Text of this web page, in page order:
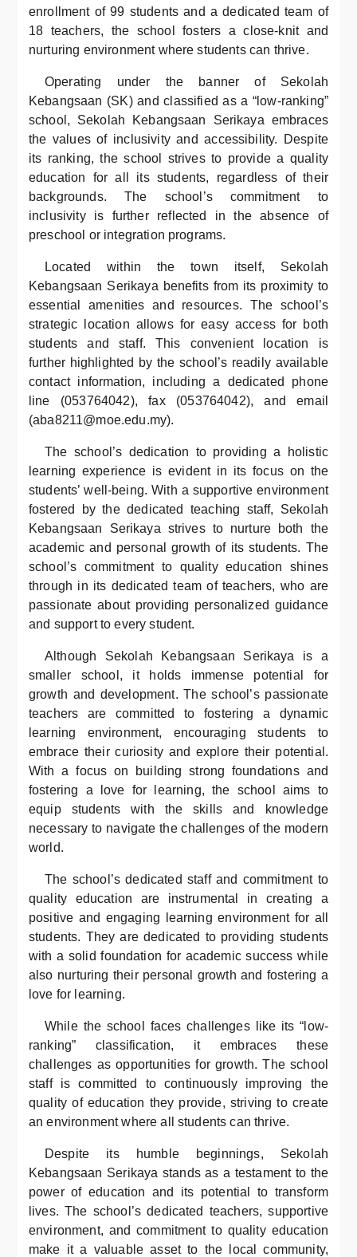
enrollment of 99 students and a dedicated team of
18 teachers, the school fosters a close-knit and
nurturing environment where students can thrive.
Operating under the banner of Sekolah
Kebangsaan (SK) and classified as a “low-ranking”
school, Sekolah Kebangsaan Serikaya embraces
the values of inclusivity and accessibility. Despite
its ranking, the school strives to provide a quality
education for all its students, regardless of their
backgrounds. The school’s commitment to
inclusivity is further reflected in the absence of
preschool or integration programs.
Located within the town itself, Sekolah
Kebangsaan Serikaya benefits from its proximity to
essential amenities and resources. The school’s
strategic location allows for easy access for both
students and staff. This convenient location is
further highlighted by the school’s readily available
contact information, including a dedicated phone
line (053764042), fax (053764042), and email
(aba8211@moe.edu.my).
The school’s dedication to providing a holistic
learning experience is evident in its focus on the
students’ well-being. With a supportive environment
fostered by the dedicated teaching staff, Sekolah
Kebangsaan Serikaya strives to nurture both the
academic and personal growth of its students. The
school’s commitment to quality education shines
through in its dedicated team of teachers, who are
passionate about providing personalized guidance
and support to every student.
Although Sekolah Kebangsaan Serikaya is a
smaller school, it holds immense potential for
growth and development. The school’s passionate
teachers are committed to fostering a dynamic
learning environment, encouraging students to
embrace their curiosity and explore their potential.
With a focus on building strong foundations and
fostering a love for learning, the school aims to
equip students with the skills and knowledge
necessary to navigate the challenges of the modern
world.
The school’s dedicated staff and commitment to
quality education are instrumental in creating a
positive and engaging learning environment for all
students. They are dedicated to providing students
with a solid foundation for academic success while
also nurturing their personal growth and fostering a
love for learning.
While the school faces challenges like its “low-
ranking” classification, it embraces these
challenges as opportunities for growth. The school
staff is committed to continuously improving the
quality of education they provide, striving to create
an environment where all students can thrive.
Despite its humble beginnings, Sekolah
Kebangsaan Serikaya stands as a testament to the
power of education and its potential to transform
lives. The school’s dedicated teachers, supportive
environment, and commitment to quality education
make it a valuable asset to the local community,